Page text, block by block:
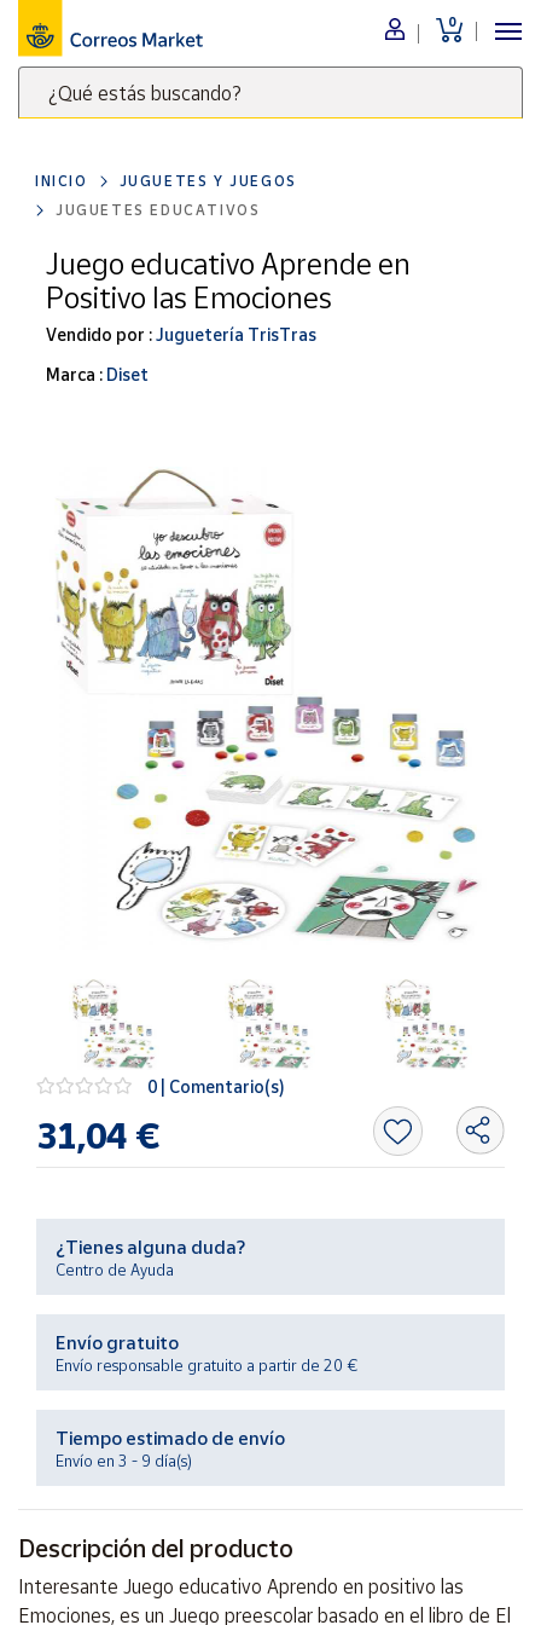
0
¿Qué estás buscando?
clave
para
buscar
productos
Correos
Market
Menú
Nuestro
catálogo
Alimentación
Ocio y cultura
Juguetes y
juegos
Libros y
Correos
Artesanía
Oficina y
Papelería
Para Canarias,
Ceuta y Melilla
novedades
de Correos
Productos
Centro
de ayuda
Contacto
Vendedores
Mapa de
vendedores
vendedor
Área
vendedor
INICIO
JUGUETES Y JUEGOS
JUGUETES EDUCATIVOS
Juego educativo Aprende en
Positivo las Emociones
Vendido por :Juguetería TrisTras
Marca : Diset
0 | Comentario(s)
31,04 €
¿Tienes alguna duda?
Centro de Ayuda
Envío gratuito
Envío responsable gratuito a partir de 20 €
Tiempo estimado de envío
Envío en 3 - 9 día(s)
Descripción del producto
Interesante Juego educativo Aprendo en positivo las
Emociones, es un Juego preescolar basado en el libro de El